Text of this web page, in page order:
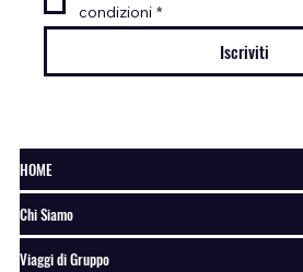
condizioni *
Iscriviti
HOME
Chi Siamo
Viaggi di Gruppo